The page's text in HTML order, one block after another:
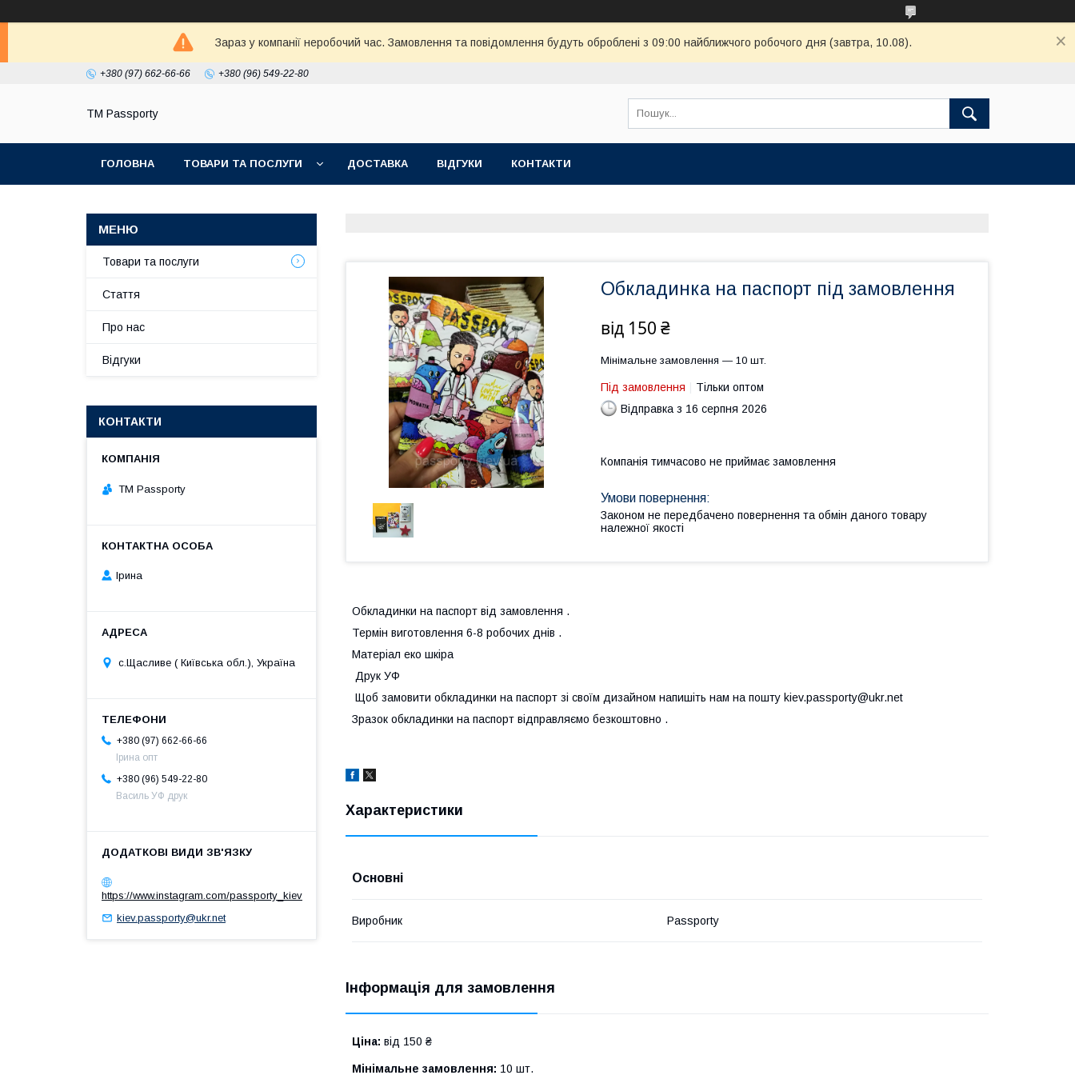
Зараз у компанії неробочий час. Замовлення та повідомлення будуть оброблені з 09:00 найближчого робочого дня (завтра, 10.08).
+380 (97) 662-66-66 +380 (96) 549-22-80
TM Passporty
ГОЛОВНА ТОВАРИ ТА ПОСЛУГИ ДОСТАВКА ВІДГУКИ КОНТАКТИ
Обкладинка на паспорт під замовлення
від 150 ₴
Мінімальне замовлення — 10 шт.
Під замовлення
Тільки оптом
Відправка з 16 серпня 2026
Компанія тимчасово не приймає замовлення
Законом не передбачено повернення та обмін даного товару
належної якості
Обкладинки на паспорт від замовлення .
Термін виготовлення 6-8 робочих днів .
Матеріал еко шкіра
Друк УФ
Щоб замовити обкладинки на паспорт зі своїм дизайном напишіть нам на пошту kiev.passporty@ukr.net
Зразок обкладинки на паспорт відправляємо безкоштовно .
Характеристики
Основні
Виробник Passporty
Інформація для замовлення
Ціна: від 150 ₴
Мінімальне замовлення: 10 шт.
Товари та послуги
Стаття
Про нас
Відгуки
КОНТАКТИ
TM Passporty
Ірина
с.Щасливе ( Київська обл.), Україна
+380 (97) 662-66-66
Ірина опт
+380 (96) 549-22-80
Василь УФ друк
https://www.instagram.com/passporty_kiev
kiev.passporty@ukr.net